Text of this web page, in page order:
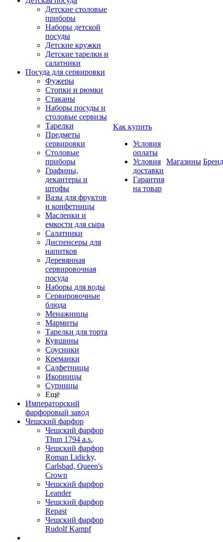
Детские столовые
приборы
Наборы детской
посуды
Детские кружки
Детские тарелки и
салатники
Посуда для сервировки
Фужеры
Стопки и рюмки
Стаканы
Наборы посуды и
столовые сервизы
Тарелки
Предметы
сервировки
Столовые
приборы
Графины,
декантеры и
штофы
Вазы для фруктов
и конфетницы
Масленки и
емкости для сыра
Салатники
Диспенсеры для
напитков
Деревянная
сервировочная
посуда
Наборы для воды
Сервировочные
блюда
Менажницы
Мармиты
Тарелки для торта
Кувшины
Соусники
Креманки
Салфетницы
Икорницы
Супницы
Ещё
Императорский
фарфоровый завод
Чешский фарфор
Чешский фарфор
Thun 1794 a.s.
Чешский фарфор
Roman Lidicky,
Carlsbad, Queen's
Crown
Чешский фарфор
Leander
Чешский фарфор
Repast
Чешский фарфор
Rudolf Kampf
Как купить
Условия
оплаты
Условия
доставки
Гарантия
на товар
Магазины